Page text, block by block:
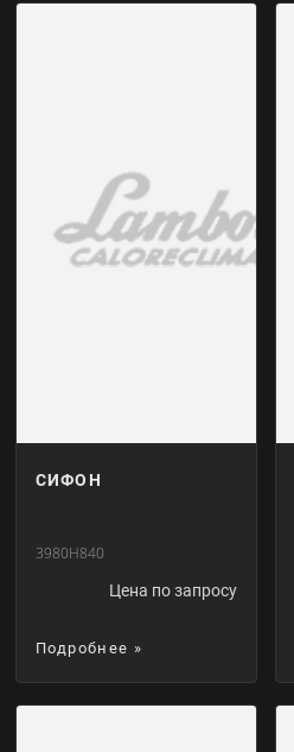
СИФОН
3980H840
Цена по запросу
Подробнее »